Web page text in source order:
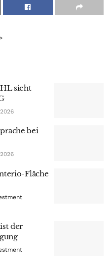
sieht
bei
Fläche
der